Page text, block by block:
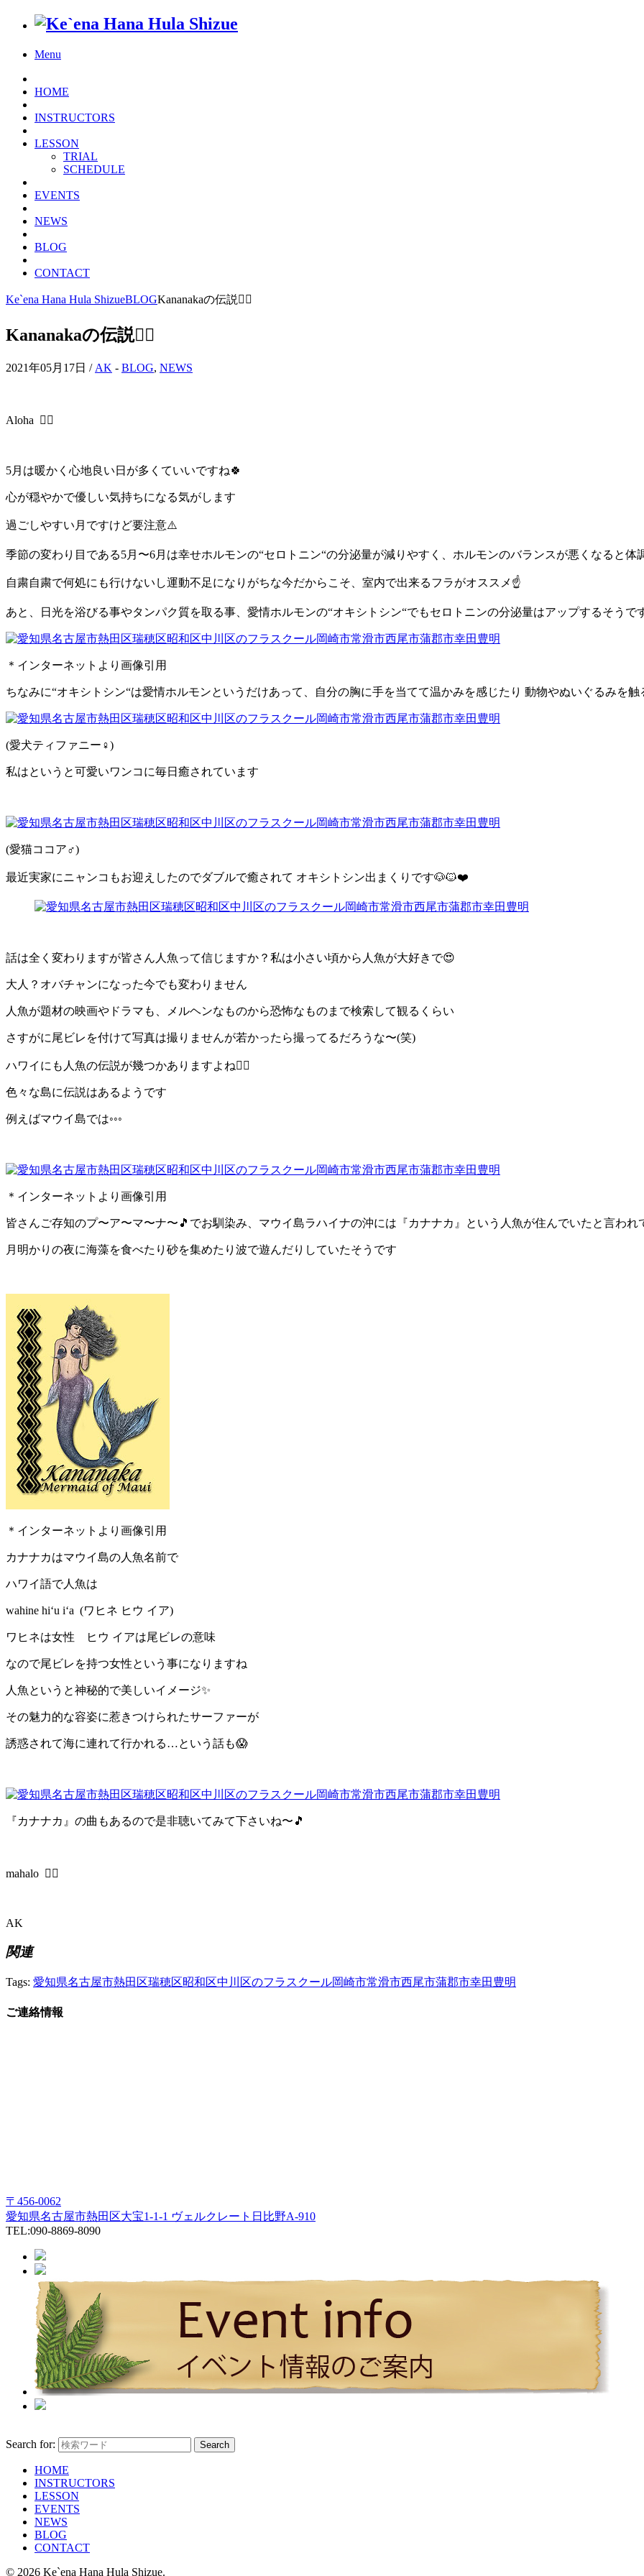
Menu
HOME
INSTRUCTORS
LESSON
TRIAL
SCHEDULE
EVENTS
NEWS
BLOG
CONTACT
Ke`ena Hana Hula ShizueBLOGKananakaの伝説🧜‍♀️
Kananakaの伝説🧜‍♀️
2021年05月17日 / AK - BLOG, NEWS
Aloha 🧜‍♀️
5月は暖かく心地良い日が多くていいですね🍀
心が穏やかで優しい気持ちになる気がします
過ごしやすい月ですけど要注意⚠️
季節の変わり目である5月〜6月は幸せホルモンの“セロトニン“の分泌量が減りやすく、ホルモンのバランスが悪くなると体
自粛自粛で何処にも行けないし運動不足になりがちな今だからこそ、室内で出来るフラがオススメ☝️
あと、日光を浴びる事やタンパク質を取る事、愛情ホルモンの“オキシトシン“でもセロトニンの分泌量はアップするそうで
＊インターネットより画像引用
ちなみに“オキシトシン“は愛情ホルモンというだけあって、自分の胸に手を当てて温かみを感じたり 動物やぬいぐるみを
(愛犬ティファニー♀)
私はというと可愛いワンコに毎日癒されています
(愛猫ココア♂)
最近実家にニャンコもお迎えしたのでダブルで癒されて オキシトシン出まくりです🐶🐱❤️
話は全く変わりますが皆さん人魚って信じますか？私は小さい頃から人魚が大好きで😍
大人？オバチャンになった今でも変わりません
人魚が題材の映画やドラマも、メルヘンなものから恐怖なものまで検索して観るくらい
さすがに尾ビレを付けて写真は撮りませんが若かったら撮ってるだろうな〜(笑)
ハワイにも人魚の伝説が幾つかありますよね🧜‍♀️
色々な島に伝説はあるようです
例えばマウイ島では◦◦◦
＊インターネットより画像引用
皆さんご存知のプ〜ア〜マ〜ナ〜 🎵 でお馴染み、マウイ島ラハイナの沖には『カナナカ』という人魚が住んでいたと言われ
月明かりの夜に海藻を食べたり砂を集めたり波で遊んだりしていたそうです
＊インターネットより画像引用
カナナカはマウイ島の人魚名前で
ハワイ語で人魚は
wahine hiʻu iʻa (ワヒネ ヒウ イア)
ワヒネは女性 ヒウ イアは尾ビレの意味
なので尾ビレを持つ女性という事になりますね
人魚というと神秘的で美しいイメージ✨
その魅力的な容姿に惹きつけられたサーファーが
誘惑されて海に連れて行かれる…という話も😱
『カナナカ』の曲もあるので是非聴いてみて下さいね〜 🎵
mahalo 🏄‍♂️
AK
関連
Tags: 愛知県名古屋市熱田区瑞穂区昭和区中川区のフラスクール岡崎市常滑市西尾市蒲郡市幸田豊明
ご連絡情報
〒456-0062
愛知県名古屋市熱田区大宝1-1-1 ヴェルクレート日比野A-910
TEL:090-8869-8090
Search for:
HOME
INSTRUCTORS
LESSON
EVENTS
NEWS
BLOG
CONTACT
© 2026 Ke`ena Hana Hula Shizue.